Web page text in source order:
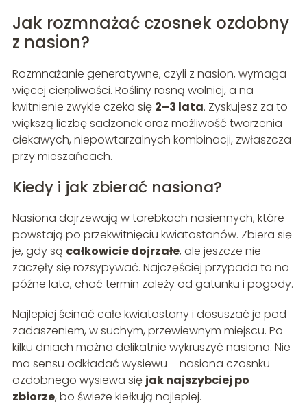
Jak rozmnażać czosnek ozdobny
z nasion?
Rozmnażanie generatywne, czyli z nasion, wymaga
więcej cierpliwości. Rośliny rosną wolniej, a na
kwitnienie zwykle czeka się 2–3 lata. Zyskujesz za to
większą liczbę sadzonek oraz możliwość tworzenia
ciekawych, niepowtarzalnych kombinacji, zwłaszcza
przy mieszańcach.
Kiedy i jak zbierać nasiona?
Nasiona dojrzewają w torebkach nasiennych, które
powstają po przekwitnięciu kwiatostanów. Zbiera się
je, gdy są całkowicie dojrzałe, ale jeszcze nie
zaczęły się rozsypywać. Najczęściej przypada to na
późne lato, choć termin zależy od gatunku i pogody.
Najlepiej ścinać całe kwiatostany i dosuszać je pod
zadaszeniem, w suchym, przewiewnym miejscu. Po
kilku dniach można delikatnie wykruszyć nasiona. Nie
ma sensu odkładać wysiewu – nasiona czosnku
ozdobnego wysiewa się jak najszybciej po
zbiorze, bo świeże kiełkują najlepiej.